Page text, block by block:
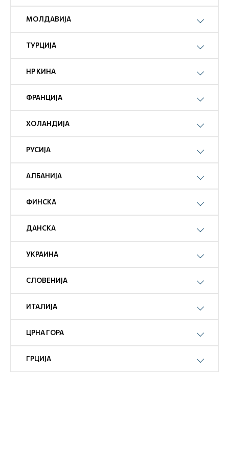
МОЛДАВИЈА
ТУРЦИЈА
НР КИНА
ФРАНЦИЈА
ХОЛАНДИЈА
РУСИЈА
АЛБАНИЈА
ФИНСКА
ДАНСКА
УКРАИНА
СЛОВЕНИЈА
ИТАЛИЈА
ЦРНА ГОРА
ГРЦИЈА